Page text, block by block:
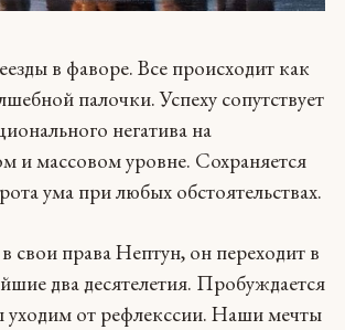
в фаворе. Все происходит как
палочки. Успеху сопутствует
негатива на
и массовом уровне. Сохраняется
ума при любых обстоятельствах.
свои права Нептун, он переходит в
два десятелетия. Пробуждается
уходим от рефлекссии. Наши мечты